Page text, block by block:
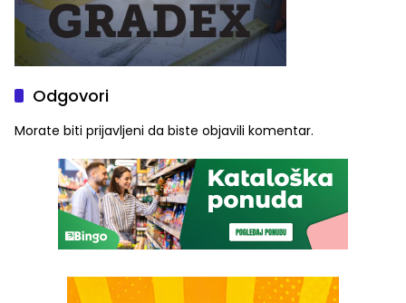
Odgovori
Morate biti prijavljeni da biste objavili komentar.